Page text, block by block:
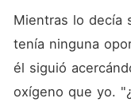
Mientras lo decía
tenía ninguna
él siguió
oxígeno que yo.